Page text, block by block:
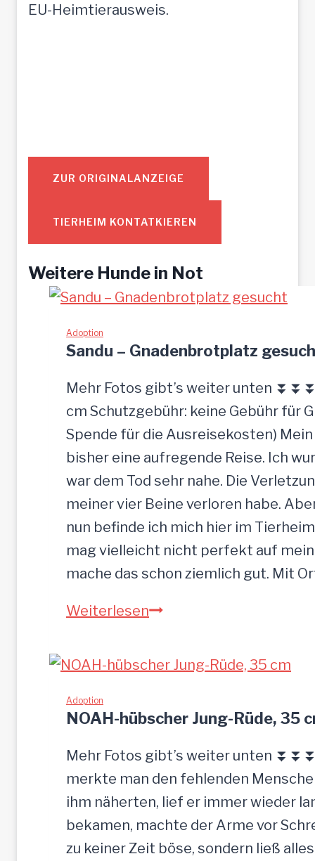
EU-Heimtierausweis.
ZUR ORIGINALANZEIGE
TIERHEIM KONTATKIEREN
Weitere Hunde in Not
Adoption
Sandu – Gnadenbrotplatz
Mehr Fotos gibt’s weiter unten
cm Schutzgebühr: keine Gebühr für
Spende für die Ausreisekosten)
bisher eine aufregende Reise. Ich
war dem Tod sehr nahe. Die
meiner vier Beine verloren habe.
nun befinde ich mich hier im
mag vielleicht nicht perfekt auf
mache das schon ziemlich gut. Mit
WeiterlesenS
n
–
G
n
a
d
e
Adoption
NOAH-hübscher Jung-Rüde, 35
Mehr Fotos gibt’s weiter unten
merkte man den fehlenden
ihm näherten, lief er immer wieder
bekamen, machte der Arme vor
zu keiner Zeit böse, sondern ließ